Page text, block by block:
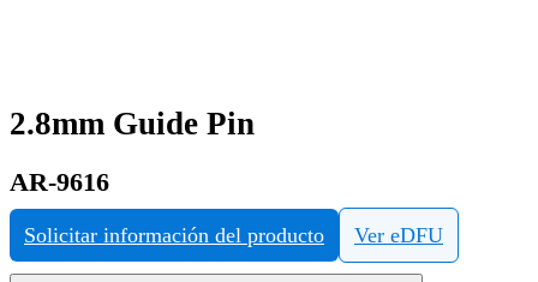
2.8mm Guide Pin
AR-9616
Solicitar información del producto Ver eDFU